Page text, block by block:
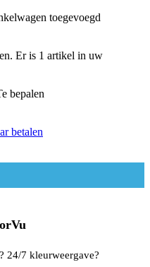
toegevoegd
Er is 1 artikel in uw
bepalen
betalen
24/7 kleurweergave?